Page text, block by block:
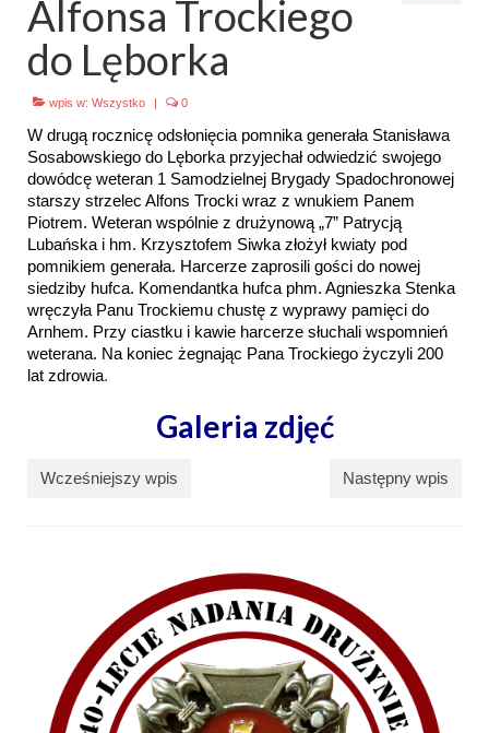
Emblematy (plakietki) i znaki drużyny
Dla harcerzy i rodziców
Ryngraf Pamiątkowy 7 HDCzB
Odznaka Honorowa 7 HDCzB
Nasze twarze
Galeria
Galerie 1983-2025
Galeria 2026
Alfonsa Trockiego
do Lęborka
wpis w: Wszystko | 0
W drugą rocznicę odsłonięcia pomnika generała Stanisława
Sosabowskiego do Lęborka przyjechał odwiedzić swojego
dowódcę weteran 1 Samodzielnej Brygady Spadochronowej
starszy strzelec Alfons Trocki wraz z wnukiem Panem
Piotrem. Weteran wspólnie z drużynową „7” Patrycją
Lubańska i hm. Krzysztofem Siwka złożył kwiaty pod
pomnikiem generała. Harcerze zaprosili gości do nowej
siedziby hufca. Komendantka hufca phm. Agnieszka Stenka
wręczyła Panu Trockiemu chustę z wyprawy pamięci do
Arnhem. Przy ciastku i kawie harcerze słuchali wspomnień
weterana. Na koniec żegnając Pana Trockiego życzyli 200
lat zdrowia.
Galeria zdjęć
Wcześniejszy wpis Następny wpis